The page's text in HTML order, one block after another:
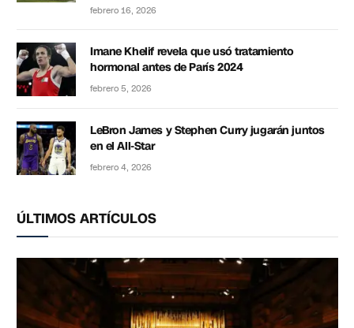
febrero 16, 2026
Imane Khelif revela que usó tratamiento
hormonal antes de París 2024
febrero 5, 2026
LeBron James y Stephen Curry jugarán juntos
en el All-Star
febrero 4, 2026
ÚLTIMOS ARTÍCULOS